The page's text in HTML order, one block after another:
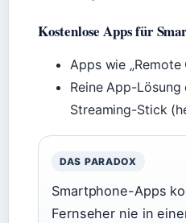
Kostenlose Apps für
Apps wie
Reine App-
Streaming-Stick
DAS PARADOX
Smartphone-Apps
Fernseher nie in